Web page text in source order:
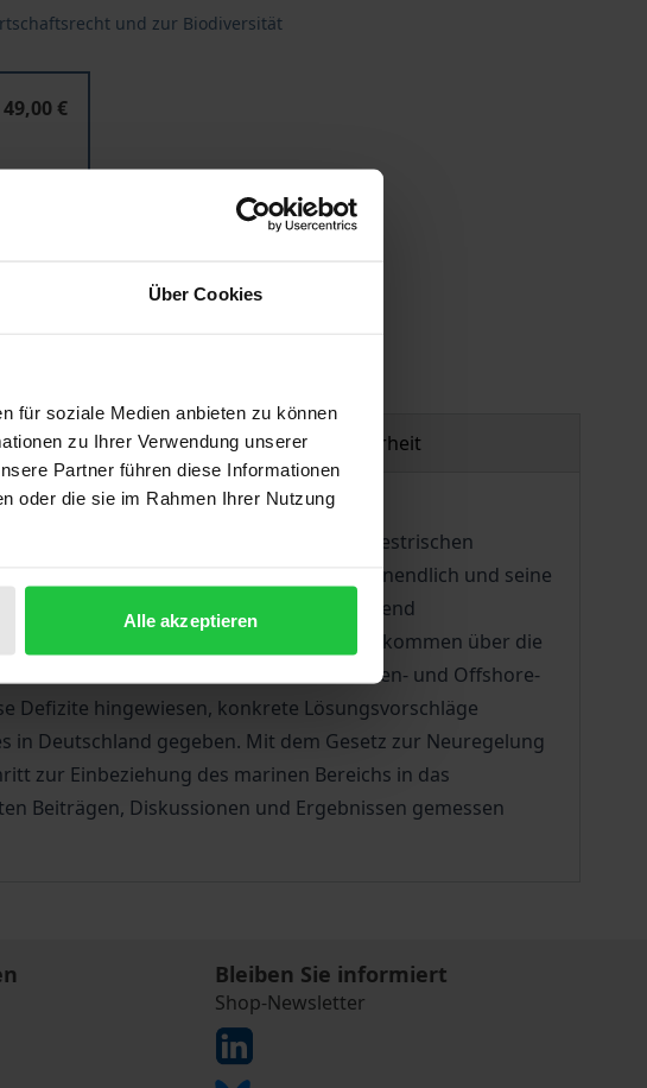
Über Cookies
für soziale Medien anbieten zu können
zu Ihrer Verwendung unserer
Partner führen diese Informationen
oder die sie im Rahmen Ihrer Nutzung
Alle akzeptieren
und zur Biodiversität
49,00 €
Produktsicherheit
Lebensräume weist gegenüber dem terrestrischen
von der Fehlvorstellung, das Meer sei unendlich und seine
Zeit nahezu unbekannt. Entsprechend
präsentiert, obgleich das Übereinkommen über die
Schutz der Biodiversität auch im Küsten- und Offshore-
Defizite hingewiesen, konkrete Lösungsvorschläge
Deutschland gegeben. Mit dem Gesetz zur Neuregelung
zur Einbeziehung des marinen Bereichs in das
Beiträgen, Diskussionen und Ergebnissen gemessen
Bleiben Sie informiert
Shop-Newsletter